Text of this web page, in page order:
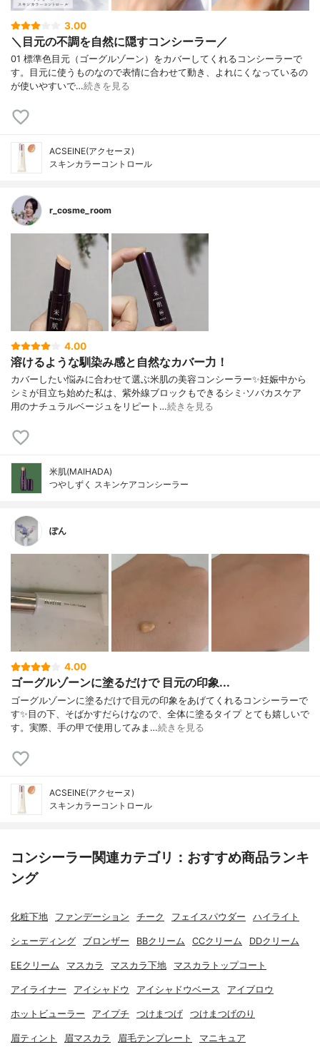
3.00
＼目元の不調を自然に隠すコンシーラー／
01 標準色目元（ゴーグルゾーン）をカバーしてくれるコンシーラーで
す。目元に使うものなので表情に合わせて動き、よれにくなっているの
が使いやすいで…続きを見る
ACSEINE(アクセーヌ)
スキンカラーコントロール
r_cosme_room
4.00
溶けるような馴染み感と自然なカバー力！
カバーしたい悩みに合わせて選ぶ米肌の美容コンシーラー✨妊娠中から
シミが目立ち始めた私は、紫外線ブロックもできるシミ·ソバカスケア
用のナチュラルベージュをリピート…続きを見る
米肌(MAIHADA)
つやしずく スキンケアコンシーラー
ぽん
4.00
ゴーグルゾーンに塗るだけで 目元の印象...
ゴーグルゾーンに塗るだけで目元の印象をあげてくれるコンシーラーで
す✨目の下、そばかすだらけなので、全体に塗るタイプ とても嬉しいで
す。実際、手の甲で使用してみま…続きを見る
ACSEINE(アクセーヌ)
スキンカラーコントロール
コンシーラー関連カテゴリ：おすすめ商品ランキ
ング
化粧下地 ファンデーション チーク フェイスパウダー ハイライト
シェーディング ブロンザー BBクリーム CCクリーム DDクリーム
EEクリーム マスカラ マスカラ下地 マスカラトップコート
アイライナー アイシャドウ アイシャドウベース アイブロウ
ホットビューラー アイプチ つけまつげ つけまつげのり
眉ティント 眉マスカラ 眉毛テンプレート マニキュア